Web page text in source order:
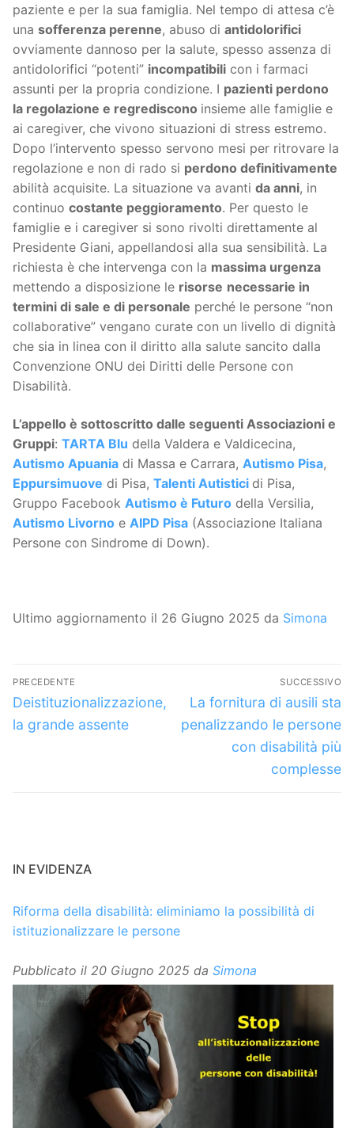
paziente e per la sua famiglia. Nel tempo di attesa c’è
una sofferenza perenne, abuso di antidolorifici
ovviamente dannoso per la salute, spesso assenza di
antidolorifici “potenti” incompatibili con i farmaci
assunti per la propria condizione. I pazienti perdono
la regolazione e regrediscono insieme alle famiglie e
ai caregiver, che vivono situazioni di stress estremo.
Dopo l’intervento spesso servono mesi per ritrovare la
regolazione e non di rado si perdono definitivamente
abilità acquisite. La situazione va avanti da anni, in
continuo costante peggioramento. Per questo le
famiglie e i caregiver si sono rivolti direttamente al
Presidente Giani, appellandosi alla sua sensibilità. La
richiesta è che intervenga con la massima urgenza
mettendo a disposizione le risorse necessarie in
termini di sale e di personale perché le persone “non
collaborative” vengano curate con un livello di dignità
che sia in linea con il diritto alla salute sancito dalla
Convenzione ONU dei Diritti delle Persone con
Disabilità.
L’appello è sottoscritto dalle seguenti Associazioni e
Gruppi: TARTA Blu della Valdera e Valdicecina,
Autismo Apuania di Massa e Carrara, Autismo Pisa,
Eppursimuove di Pisa, Talenti Autistici di Pisa,
Gruppo Facebook Autismo è Futuro della Versilia,
Autismo Livorno e AIPD Pisa (Associazione Italiana
Persone con Sindrome di Down).
Ultimo aggiornamento il 26 Giugno 2025 da Simona
Navigazione
articoli
PRECEDENTE
Articolo
precedente:
Deistituzionalizzazione,
la grande assente
SUCCESSIVO
Articolo
successivo:
La fornitura di ausili sta
penalizzando le persone
con disabilità più
complesse
IN EVIDENZA
Riforma della disabilità: eliminiamo la possibilità di
istituzionalizzare le persone
Pubblicato il 20 Giugno 2025 da Simona